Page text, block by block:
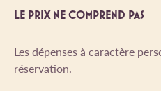
LE PRIX NE COMPREND PAS
Les dépenses à caractère
réservation.